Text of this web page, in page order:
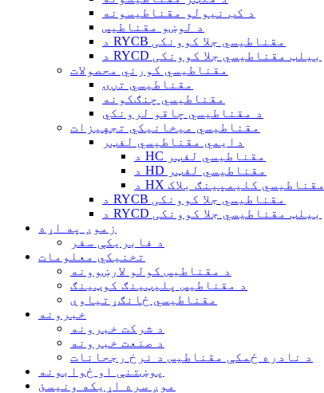
د کب نیولو مقناطیسونه
د لوښو مقناطیس
د RYCB مقناطیسي جلا کوونکی
د RYCD بیلټ مقناطیسي جلا کوونکی
مقناطیسي کورني محصولات
مقناطیسي تڼۍ
مقناطیسي چنګکونه
د مقناطیسي چاقو لرونکي
مقناطیسي میخانیکي تجهیزات
دایمي مقناطیسي لفټر
د HC مقناطیسي لفټر
د HD مقناطیسي لفټر
د HX مقناطیسي کلیمپینګ بلاک
د RYCB مقناطیسي جلا کوونکی
د RYCD بیلټ مقناطیسي جلا کوونکی
زموږ په اړه
د فابریکې سفر
تخنیکي معلومات
د مقناطیس کولو لارښوونه
د مقناطیس پلیټینګ کوټینګ
مقناطیسي ځانګړتیاوې
خبرونه
د شرکت خبرونه
د صنعت خبرونه
د نادره ځمکې مقناطیس د نرخ رجحانات
پوښتنې او ځوابونه
موږ سره اړیکه ونیسئ